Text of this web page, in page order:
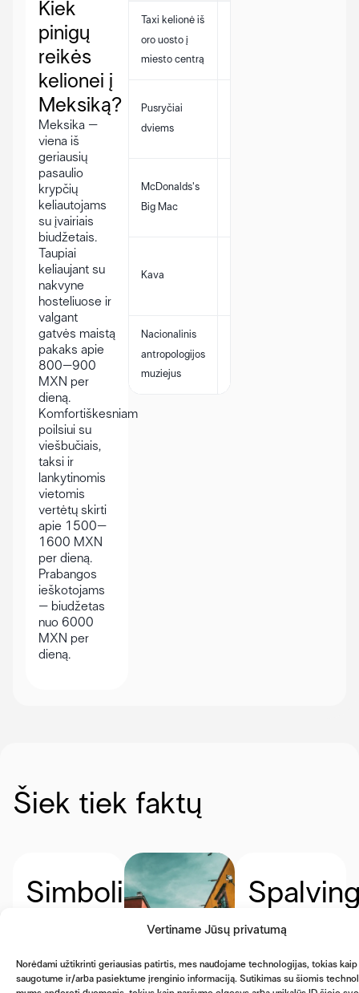
Vertiname Jūsų privatumą
Norėdami užtikrinti geriausias patirtis, mes naudojame technologijas, tokias kaip
saugotume ir/arba pasiektume įrenginio informaciją. Sutikimas su šiomis
Kiek
pinigų
reikės
kelionei į
Meksiką?
Meksika –
viena iš
geriausių
pasaulio
krypčių
keliautojams
su įvairiais
biudžetais.
Taupiai
keliaujant su
nakvyne
hosteliuose ir
valgant
gatvės maistą
pakaks apie
800–900
MXN per
dieną.
Komfortiškesniam
poilsiui su
viešbučiais,
taksi ir
lankytinomis
vietomis
vertėtų skirti
apie 1500–
1600 MXN
per dieną.
Prabangos
ieškotojams
– biudžetas
nuo 6000
MXN per
dieną.
Taxi kelionė iš
oro uosto į
miesto centrą
Pusryčiai
dviems
McDonalds's
Big Mac
Kava
Nacionalinis
antropologijos
muziejus
Šiek tiek faktų
Simbolis
ženklu$, kaip ir
JAV doleris –
yra itin
dekoruoti
žymiais